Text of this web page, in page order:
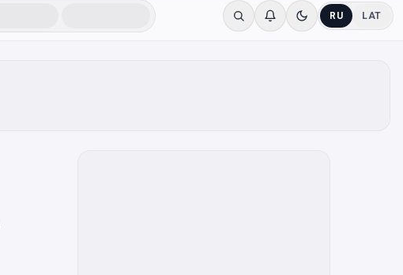
RU LAT